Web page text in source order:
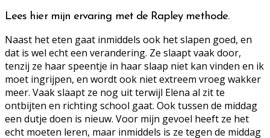
Lees hier mijn ervaring met de Rapley methode.
Naast het eten gaat inmiddels ook het slapen goed, en
dat is wel echt een verandering. Ze slaapt vaak door,
tenzij ze haar speentje in haar slaap niet kan vinden en ik
moet ingrijpen, en wordt ook niet extreem vroeg wakker
meer. Vaak slaapt ze nog uit terwijl Elena al zit te
ontbijten en richting school gaat. Ook tussen de middag
een dutje doen is nieuw. Voor mijn gevoel heeft ze het
echt moeten leren, maar inmiddels is ze tegen de middag